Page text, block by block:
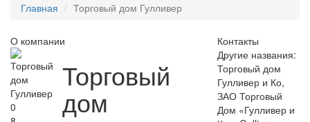
Главная Торговый дом Гулливер
О компании
0
Торговый
дом
Контакты
Другие названия:
Торговый дом
Гулливер и Ко,
ЗАО Торговый
Дом «Гулливер и